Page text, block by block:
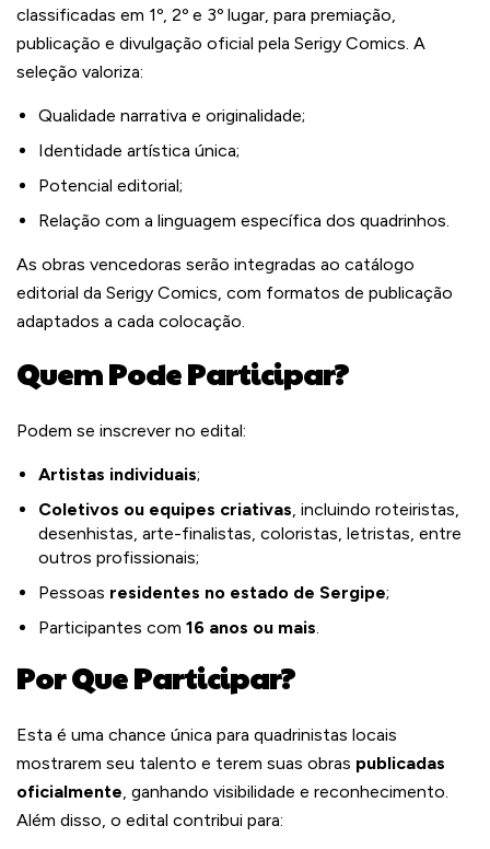
classificadas em 1º, 2º e 3º lugar, para premiação,
publicação e divulgação oficial pela Serigy Comics. A
seleção valoriza:
Qualidade narrativa e originalidade;
Identidade artística única;
Potencial editorial;
Relação com a linguagem específica dos quadrinhos.
As obras vencedoras serão integradas ao catálogo
editorial da Serigy Comics, com formatos de publicação
adaptados a cada colocação.
Quem Pode Participar?
Podem se inscrever no edital:
Artistas individuais;
Coletivos ou equipes criativas, incluindo roteiristas,
desenhistas, arte-finalistas, coloristas, letristas, entre
outros profissionais;
Pessoas residentes no estado de Sergipe;
Participantes com 16 anos ou mais.
Por Que Participar?
Esta é uma chance única para quadrinistas locais
mostrarem seu talento e terem suas obras publicadas
oficialmente , ganhando visibilidade e reconhecimento.
Além disso, o edital contribui para: